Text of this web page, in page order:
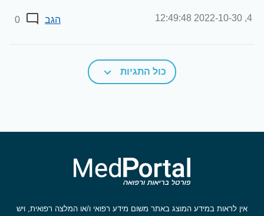
4,
2022-10-30 12:49:48 הגב 0
כול התגיות
אין לראות במידע המוצג באתר משום מידע רפואי ו/או המלצה רפואית, ויש